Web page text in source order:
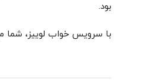
بود.
با سرویس خواب لوییز، شما